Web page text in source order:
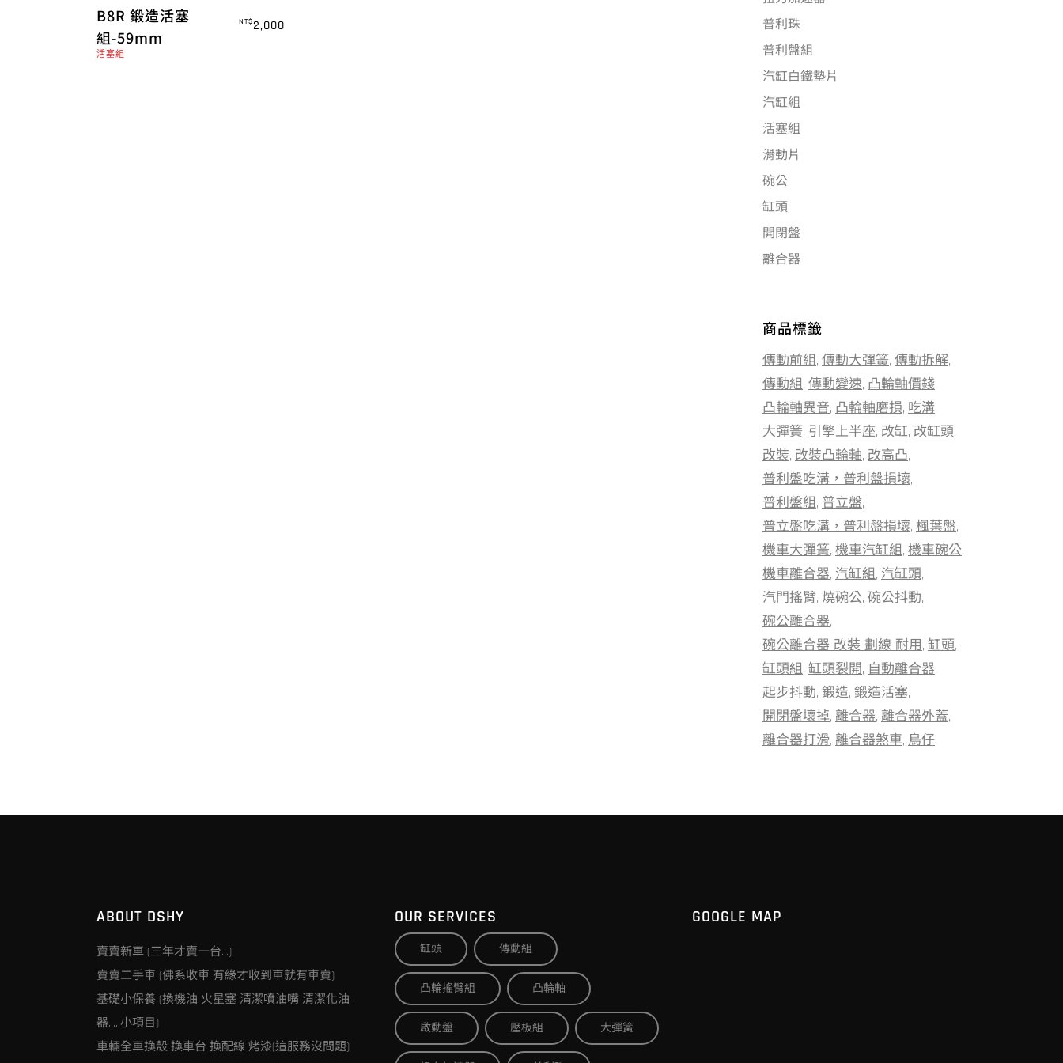
B8R 鍛造活塞
組-59mm
NT$2,000
活塞組
普利珠
普利盤組
汽缸白鐵墊片
汽缸組
活塞組
滑動片
碗公
缸頭
開閉盤
離合器
商品標籤
傳動前組 傳動大彈簧 傳動拆解
傳動組 傳動變速 凸輪軸價錢
凸輪軸異音 凸輪軸磨損 吃溝
大彈簧 引擎上半座 改缸 改缸頭
改裝 改裝凸輪軸 改高凸
普利盤吃溝，普利盤損壞
普利盤組 普立盤
普立盤吃溝，普利盤損壞 楓葉盤
機車大彈簧 機車汽缸組 機車碗公
機車離合器 汽缸組 汽缸頭
汽門搖臂 燒碗公 碗公抖動
碗公離合器
碗公離合器 改裝 劃線 耐用 缸頭
缸頭組 缸頭裂開 自動離合器
起步抖動 鍛造 鍛造活塞
開閉盤壞掉 離合器 離合器外蓋
離合器打滑 離合器煞車 鳥仔
ABOUT DSHY
賣賣新車 (三年才賣一台…)
賣賣二手車 (佛系收車 有緣才收到車就有車賣)
基礎小保養 (換機油 火星塞 清潔噴油嘴 清潔化油
器…..小項目)
車輛全車換殼 換車台 換配線 烤漆(這服務沒問題)
OUR SERVICES
缸頭 傳動組
凸輪搖臂組 凸輪軸
啟動盤 壓板組 大彈簧
GOOGLE MAP